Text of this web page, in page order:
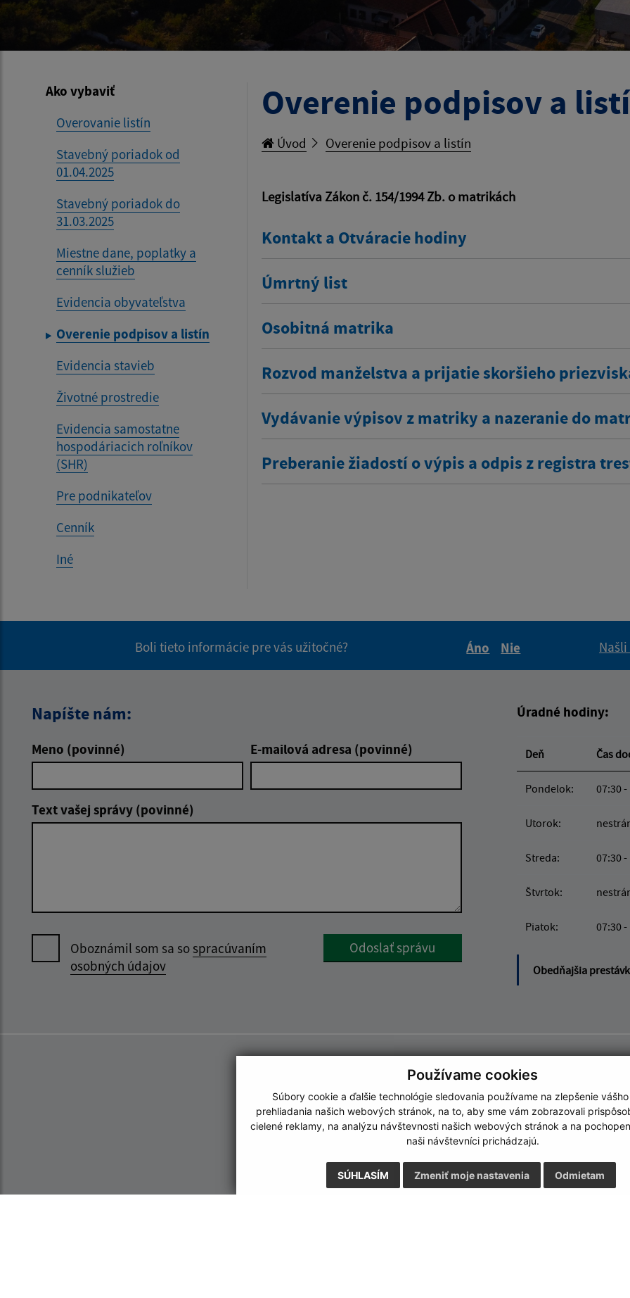
Používame cookies
Súbory cookie a ďalšie technológie sledovania používame na zlepšenie
prehliadania našich webových stránok, na to, aby sme vám zobrazovali
cielené reklamy, na analýzu návštevnosti našich webových stránok a na
naši návštevníci prichádzajú.
SÚHLASÍM Odmietam
Zmeniť moje nastavenia
Ako vybaviť
Overovanie listín
Stavebný poriadok od
01.04.2025
Stavebný poriadok do
31.03.2025
Miestne dane, poplatky a
cenník služieb
Evidencia obyvateľstva
Overenie podpisov a listín
Evidencia stavieb
Životné prostredie
Evidencia samostatne
hospodáriacich roľníkov
(SHR)
Pre podnikateľov
Cenník
Iné
Overenie podpisov a
Úvod Overenie podpisov a listín
Legislatíva Zákon č. 154/1994 Zb. o matrikách
Kontakt a Otváracie hodiny
Úmrtný list
Osobitná matrika
Rozvod manželstva a prijatie skoršieho
Vydávanie výpisov z matriky a nazeranie do
Preberanie žiadostí o výpis a odpis z registra
Boli tieto informácie pre vás užitočné?
Áno
Nie
Napíšte nám:
Meno (povinné) E-mailová adresa (povinné)
Text vašej správy (povinné)
Oboznámil som sa sospracúvaním
osobných údajov
Odoslať správu
Úradné hodiny:
Deň Čas
Pondelok: 07:30 -
Utorok:
Streda: 07:30 -
Štvrtok:
Piatok: 07:30 -
Obedňajšia